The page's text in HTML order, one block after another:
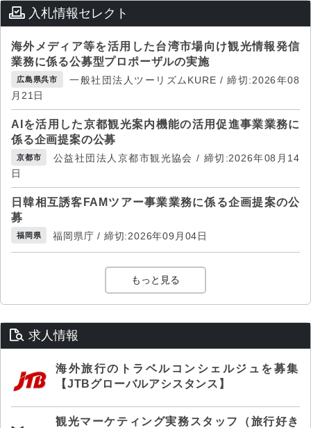
入札情報セレクト
海外メディア等を活用した台湾市場向け観光情報発信
業務に係る公募型プロポーザルの実施
広島県呉市
一般社団法人ツーリズムKURE / 締切:2026年08
月21日
AIを活用した京都観光案内機能の活用促進事業業務に
係る企画提案の公募
京都市
公益社団法人京都市観光協会 / 締切:2026年08月14
日
日韓相互誘客FAMツアー事業業務に係る企画提案の公
募
福岡県 福岡県庁 / 締切:2026年09月04日
もっと見る
求人情報
海外旅行のトラベルコンシェルジュを募集
【JTBグローバルアシスタンス】
観光マーケティング実務スタッフ（旅行好き